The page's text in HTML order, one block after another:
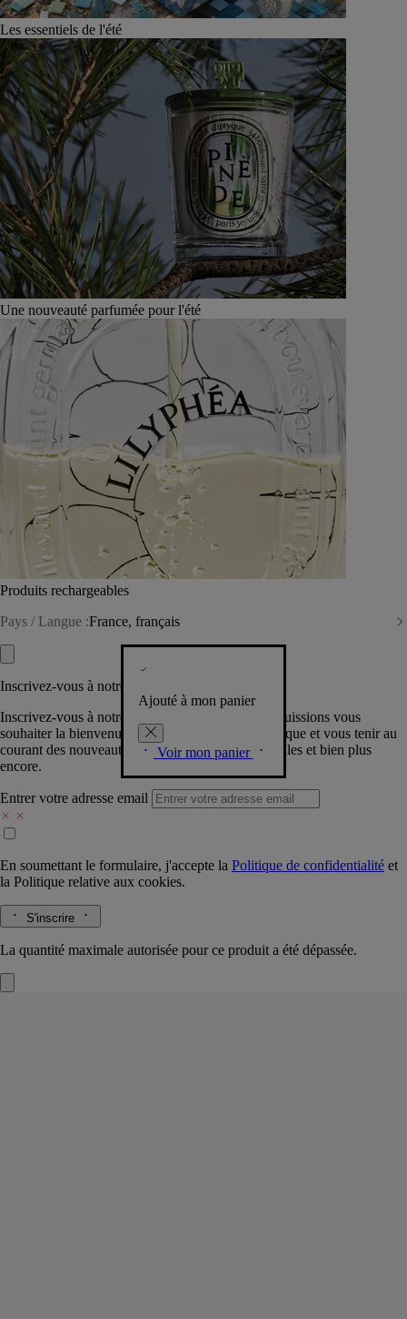
Les essentiels de l'été
Une nouveauté parfumée pour l'été
Produits rechargeables
Pays / Langue :France, français
Ajouté à mon panier
Voir mon panier
Inscrivez-vous à notre Newsletter
Inscrivez-vous à notre newsletter pour que nous puissions vous
souhaiter la bienvenue dans la communauté Diptyque et vous tenir au
courant des nouveautés, événements, offres spéciales et bien plus
encore.
Entrer votre adresse email
En soumettant le formulaire, j'accepte la Politique de confidentialité et
la Politique relative aux cookies.
S'inscrire
La quantité maximale autorisée pour ce produit a été dépassée.